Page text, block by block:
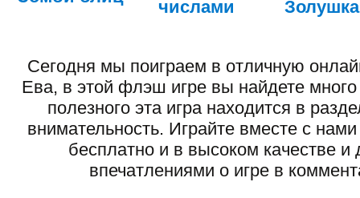
числами
Золушка
Сегодня мы поиграем в отличную
Ева, в этой флэш игре вы найдете много
полезного эта игра находится в
внимательность. Играйте вместе с
бесплатно и в высоком качестве и
впечатлениями о игре в